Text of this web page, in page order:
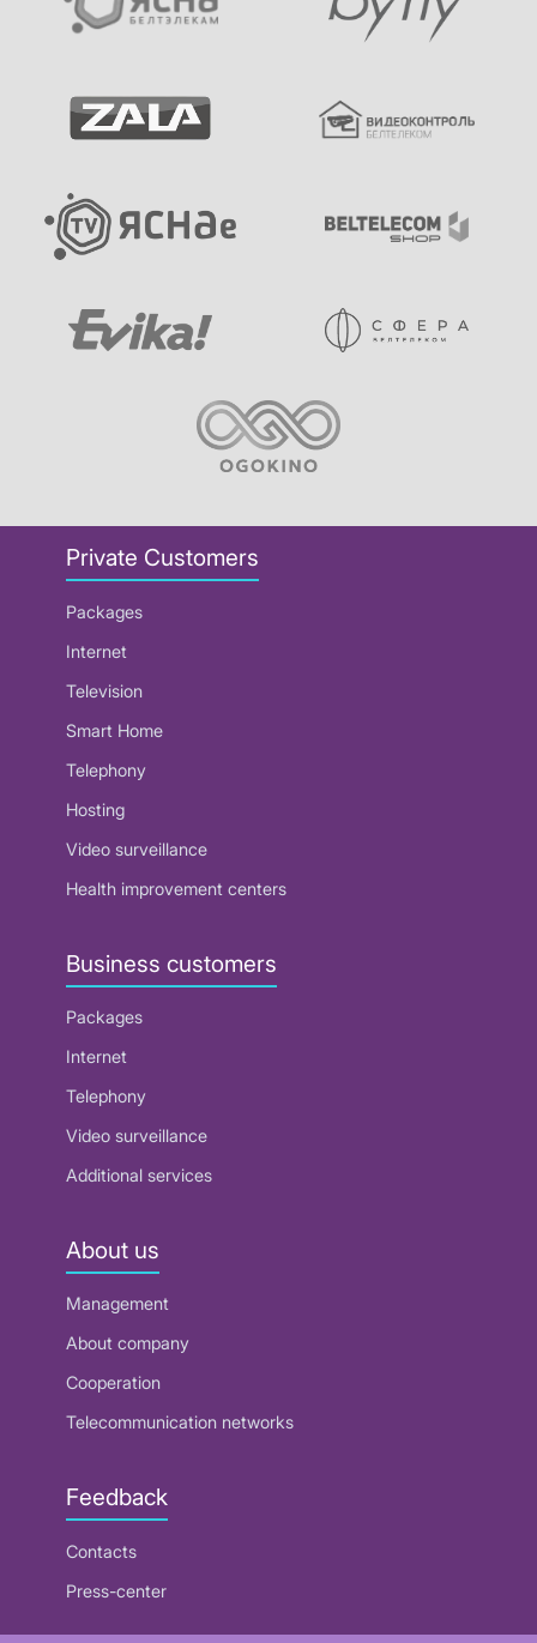
Private Customers
Packages
Internet
Television
Smart Home
Telephony
Hosting
Video surveillance
Health improvement centers
Business customers
Packages
Internet
Telephony
Video surveillance
Additional services
About us
Management
About company
Cooperation
Telecommunication networks
Feedback
Contacts
Press-center